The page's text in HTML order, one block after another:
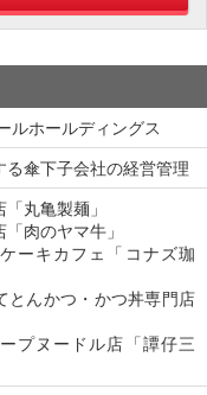
ルホールディングス
る傘下子会社の経営管理
丸亀製麺」
肉のヤマ牛」
ーキカフェ「コナズ珈
とんかつ・かつ丼専門店
プヌードル店「譚仔三